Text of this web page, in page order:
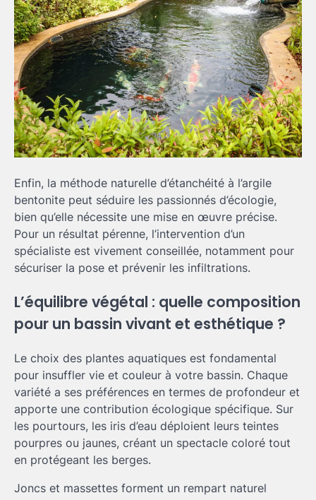
Enfin, la méthode naturelle d’étanchéité à l’argile
bentonite peut séduire les passionnés d’écologie,
bien qu’elle nécessite une mise en œuvre précise.
Pour un résultat pérenne, l’intervention d’un
spécialiste est vivement conseillée, notamment pour
sécuriser la pose et prévenir les infiltrations.
L’équilibre végétal : quelle composition
pour un bassin vivant et esthétique ?
Le choix des plantes aquatiques est fondamental
pour insuffler vie et couleur à votre bassin. Chaque
variété a ses préférences en termes de profondeur et
apporte une contribution écologique spécifique. Sur
les pourtours, les iris d’eau déploient leurs teintes
pourpres ou jaunes, créant un spectacle coloré tout
en protégeant les berges.
Joncs et massettes forment un rempart naturel